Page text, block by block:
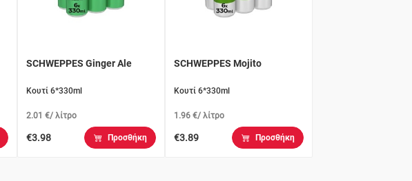
SCHWEPPES Ginger Ale
Κουτί 6*330ml
2.01 €/ λίτρο
€3.98 Προσθήκη
SCHWEPPES Mojito
Κουτί 6*330ml
1.96 €/ λίτρο
€3.89 Προσθήκη